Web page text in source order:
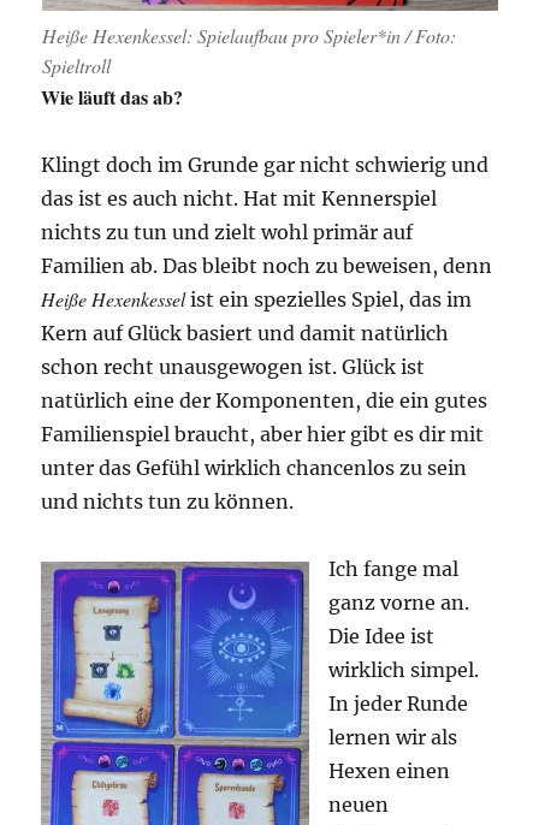
Heiße Hexenkessel: Spielaufbau pro Spieler*in / Foto:
Spieltroll
Wie läuft das ab?
Klingt doch im Grunde gar nicht schwierig und
das ist es auch nicht. Hat mit Kennerspiel
nichts zu tun und zielt wohl primär auf
Familien ab. Das bleibt noch zu beweisen, denn
Heiße Hexenkesselist ein spezielles Spiel, das im
Kern auf Glück basiert und damit natürlich
schon recht unausgewogen ist. Glück ist
natürlich eine der Komponenten, die ein gutes
Familienspiel braucht, aber hier gibt es dir mit
unter das Gefühl wirklich chancenlos zu sein
und nichts tun zu können.
Ich fange mal
ganz vorne an.
Die Idee ist
wirklich simpel.
In jeder Runde
lernen wir als
Hexen einen
neuen